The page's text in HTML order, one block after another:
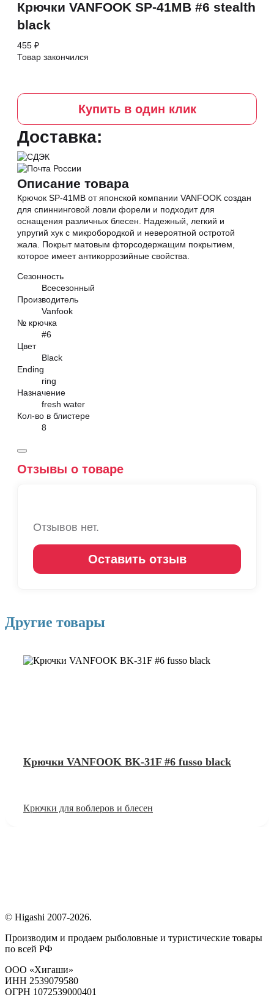
Крючки VANFOOK SP-41MB #6 stealth
black
455 ₽
Товар закончился
Купить в один клик
Доставка:
Описание товара
Крючок SP-41MB от японской компании VANFOOK создан
для спиннинговой ловли форели и подходит для
оснащения различных блесен. Надежный, легкий и
упругий хук с микробородкой и невероятной остротой
жала. Покрыт матовым фторсодержащим покрытием,
которое имеет антикоррозийные свойства.
Сезонность
Всесезонный
Производитель
Vanfook
№ крючка
#6
Цвет
Black
Ending
ring
Назначение
fresh water
Кол-во в блистере
8
Отзывы о товаре
Отзывов нет.
Оставить отзыв
Другие товары
Крючки VANFOOK BK-31F #6 fusso black
Крючки для воблеров и блесен
© Higashi 2007-2026.
Производим и продаем рыболовные и туристические товары
по всей РФ
ООО «Хигаши»
ИНН 2539079580
ОГРН 1072539000401